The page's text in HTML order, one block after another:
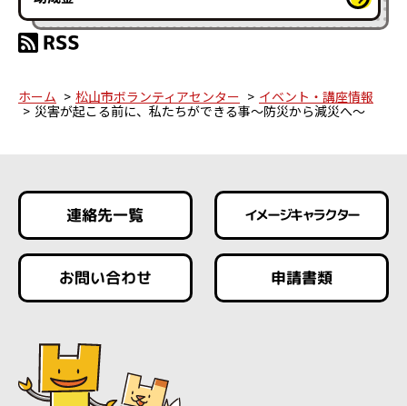
ホーム 松山市ボランティアセンター
イベント・講座情報
災害が起こる前に、私たちができる事～防災から減災へ～
連絡先一覧 イメージキャラクター
お問い合わせ 申請書類